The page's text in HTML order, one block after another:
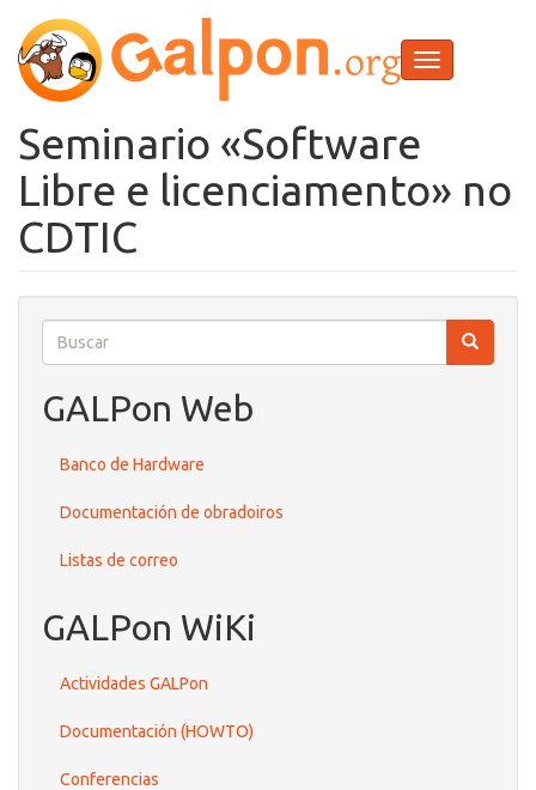
contido
principal
Toggle
navigation
Seminario «Software
Libre e licenciamento» no
CDTIC
Buscar
Buscar
GALPon Web
Banco de Hardware
Documentación de obradoiros
Listas de correo
GALPon WiKi
Actividades GALPon
Documentación (HOWTO)
Conferencias